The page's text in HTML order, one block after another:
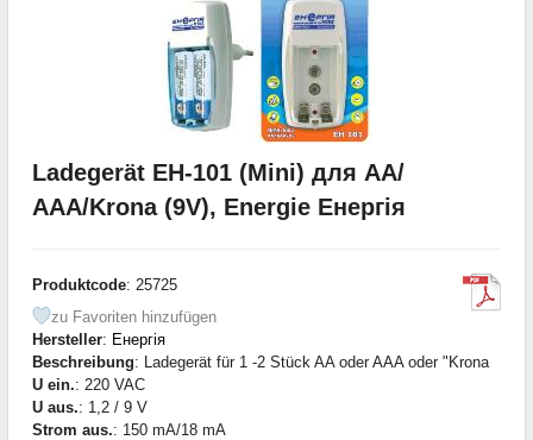
Ladegerät EH-101 (Mini) для АА/
ААА/Krona (9V), Energie Енергія
Produktcode: 25725
zu Favoriten hinzufügen
Hersteller: Енергія
Beschreibung: Ladegerät für 1 -2 Stück AA oder AAA oder "Krona
U ein.: 220 VAC
U aus.: 1,2 / 9 V
Strom aus.: 150 mA/18 mA